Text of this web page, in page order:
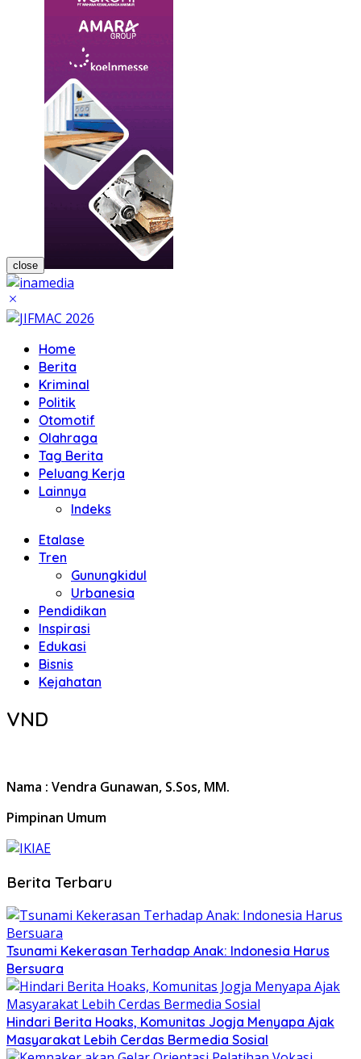
close
Home
Berita
Kriminal
Politik
Otomotif
Olahraga
Tag Berita
Peluang Kerja
Lainnya
Indeks
Etalase
Tren
Gunungkidul
Urbanesia
Pendidikan
Inspirasi
Edukasi
Bisnis
Kejahatan
VND
Nama : Vendra Gunawan, S.Sos, MM.
Pimpinan Umum
Berita Terbaru
Tsunami Kekerasan Terhadap Anak: Indonesia Harus
Bersuara
Hindari Berita Hoaks, Komunitas Jogja Menyapa Ajak
Masyarakat Lebih Cerdas Bermedia Sosial